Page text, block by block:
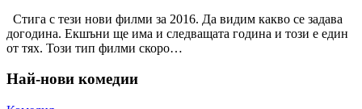
Стига с тези нови филми за 2016. Да видим какво се задава
догодина. Екшъни ще има и следващата година и този е един
от тях. Този тип филми скоро…
Най-нови комедии